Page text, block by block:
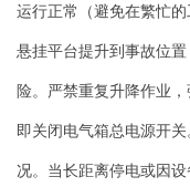
运行正常（避免在繁忙
悬挂平台提升到事故位
险。严禁重复升降作业
即关闭电气箱总电源开
况。当长距离停电或因